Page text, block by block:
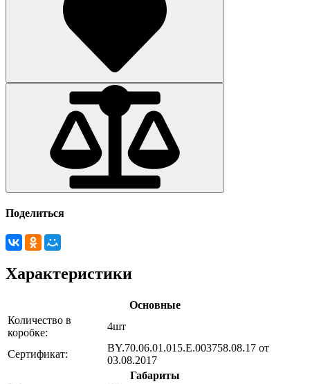
Поделиться
Характеристики
Основные
Количество в
коробке:
4шт
Сертификат:
BY.70.06.01.015.E.003758.08.17 от
03.08.2017
Габариты